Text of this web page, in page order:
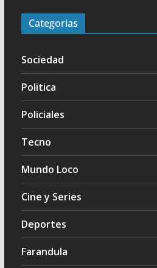
Categorias
Sociedad
Politica
Policiales
Tecno
Mundo Loco
Cine y Series
Deportes
Farandula